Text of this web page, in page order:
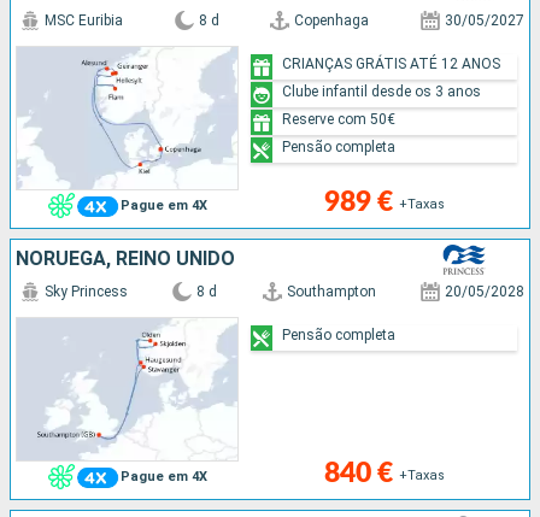
Pague em 4X
MSC Euribia 8 d Copenhaga 30/05/2027
989 € +Taxas
CRIANÇAS GRÁTIS ATÉ 12 ANOS
Clube infantil desde os 3 anos
Reserve com 50€
Pensão completa
NORUEGA, REINO UNIDO
Pague em 4X
Sky Princess 8 d Southampton 20/05/2028
840 € +Taxas
Pensão completa